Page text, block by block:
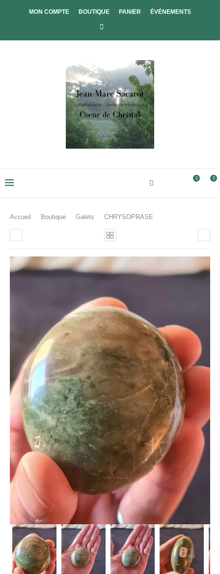
MON COMPTE BOUTIQUE PANIER ÉVÉNEMENTS
0 0
Accueil Boutique Galets CHRYSOPRASE